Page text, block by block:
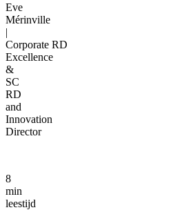
Eve
Mérinville
|
Corporate RD
Excellence
&
SC
RD
and
Innovation
Director
8
min
leestijd